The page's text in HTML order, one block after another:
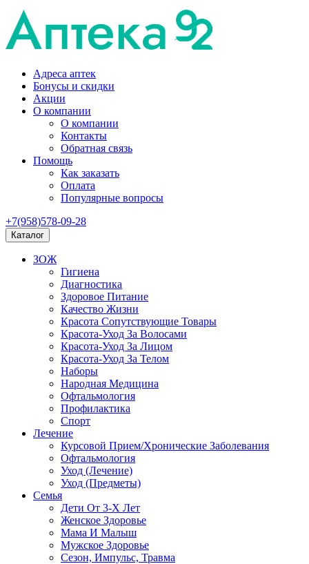
Адреса аптек
Бонусы и скидки
Акции
О компании
О компании
Контакты
Обратная связь
Помощь
Как заказать
Оплата
Популярные вопросы
+7(958)578-09-28
Каталог
ЗОЖ
Гигиена
Диагностика
Здоровое Питание
Качество Жизни
Красота Сопутствующие Товары
Красота-Уход За Волосами
Красота-Уход За Лицом
Красота-Уход За Телом
Наборы
Народная Медицина
Офтальмология
Профилактика
Спорт
Лечение
Курсовой Прием/Хронические Заболевания
Офтальмология
Уход (Лечение)
Уход (Предметы)
Семья
Дети От 3-Х Лет
Женское Здоровье
Мама И Малыш
Мужское Здоровье
Сезон, Импульс, Травма